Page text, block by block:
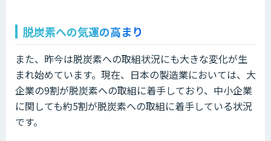
脱炭素への気運の高まり
また、昨今は脱炭素への取組状況にも大きな変化が生
まれ始めています。現在、日本の製造業においては、大
企業の9割が脱炭素への取組に着手しており、中小企業
に関しても約5割が脱炭素への取組に着手している状況
です。